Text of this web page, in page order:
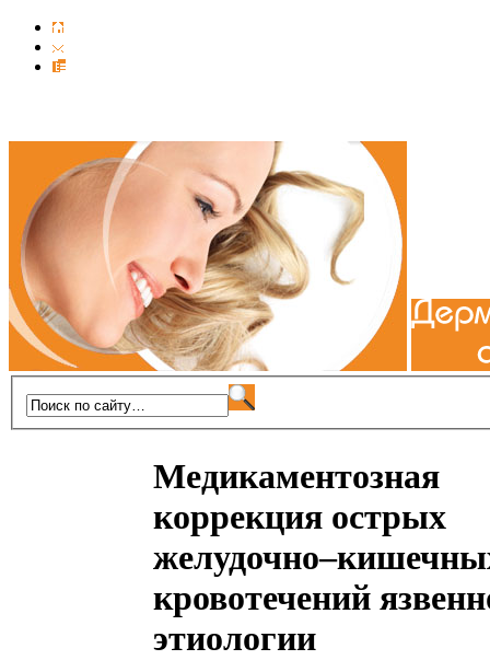
Медикаментозная
коррекция острых
кровотечений
этиологии